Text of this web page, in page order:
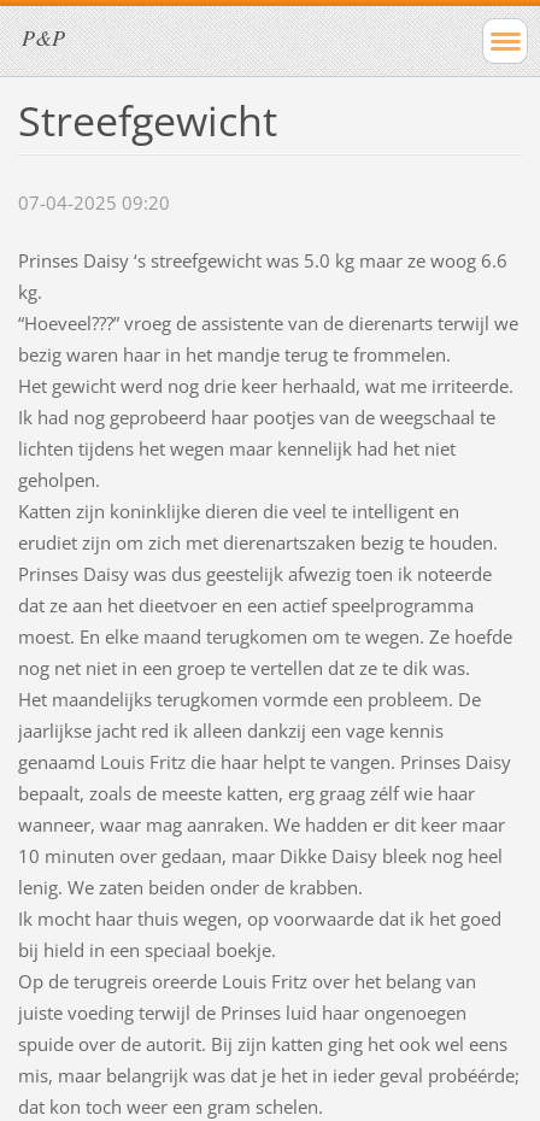
P&P
Streefgewicht
07-04-2025 09:20
Prinses Daisy ‘s streefgewicht was 5.0 kg maar ze woog 6.6
kg.
“Hoeveel???” vroeg de assistente van de dierenarts terwijl we
bezig waren haar in het mandje terug te frommelen.
Het gewicht werd nog drie keer herhaald, wat me irriteerde.
Ik had nog geprobeerd haar pootjes van de weegschaal te
lichten tijdens het wegen maar kennelijk had het niet
geholpen.
Katten zijn koninklijke dieren die veel te intelligent en
erudiet zijn om zich met dierenartszaken bezig te houden.
Prinses Daisy was dus geestelijk afwezig toen ik noteerde
dat ze aan het dieetvoer en een actief speelprogramma
moest. En elke maand terugkomen om te wegen. Ze hoefde
nog net niet in een groep te vertellen dat ze te dik was.
Het maandelijks terugkomen vormde een probleem. De
jaarlijkse jacht red ik alleen dankzij een vage kennis
genaamd Louis Fritz die haar helpt te vangen. Prinses Daisy
bepaalt, zoals de meeste katten, erg graag zélf wie haar
wanneer, waar mag aanraken. We hadden er dit keer maar
10 minuten over gedaan, maar Dikke Daisy bleek nog heel
lenig. We zaten beiden onder de krabben.
Ik mocht haar thuis wegen, op voorwaarde dat ik het goed
bij hield in een speciaal boekje.
Op de terugreis oreerde Louis Fritz over het belang van
juiste voeding terwijl de Prinses luid haar ongenoegen
spuide over de autorit. Bij zijn katten ging het ook wel eens
mis, maar belangrijk was dat je het in ieder geval probéérde;
dat kon toch weer een gram schelen.